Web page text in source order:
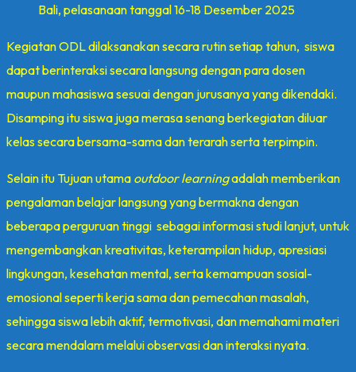
Bali, pelasanaan tanggal 16-18 Desember 2025
Kegiatan ODL dilaksanakan secara rutin setiap tahun, siswa
dapat berinteraksi secara langsung dengan para dosen
maupun mahasiswa sesuai dengan jurusanya yang dikendaki.
Disamping itu siswa juga merasa senang berkegiatan diluar
kelas secara bersama-sama dan terarah serta terpimpin.
Selain itu Tujuan utama outdoor learningadalah memberikan
pengalaman belajar langsung yang bermakna dengan
beberapa perguruan tinggi sebagai informasi studi lanjut, untuk
mengembangkan kreativitas, keterampilan hidup, apresiasi
lingkungan, kesehatan mental, serta kemampuan sosial-
emosional seperti kerja sama dan pemecahan masalah,
sehingga siswa lebih aktif, termotivasi, dan memahami materi
secara mendalam melalui observasi dan interaksi nyata.